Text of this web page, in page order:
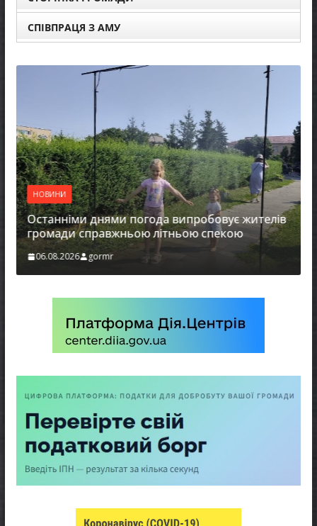
СПІВПРАЦЯ З АМУ
НОВИНИ
Останніми днями погода випробовує жителів
громади справжньою літньою спекою
06.08.2026 gormr